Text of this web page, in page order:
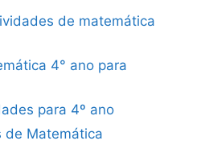
de matemática
4° ano para
para 4º ano
de Matemática